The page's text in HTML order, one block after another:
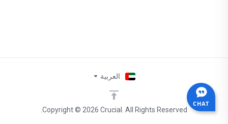
Copyright © 2026 Crucial. All Rights Reserved.
العربية
CHAT